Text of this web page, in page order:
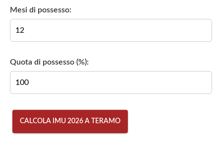
Mesi di possesso:
Quota di possesso (%):
CALCOLA IMU 2026 A TERAMO